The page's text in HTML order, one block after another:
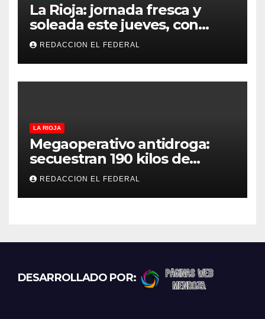
La Rioja: jornada fresca y
soleada este jueves, con
temperaturas estables para
el viernes
REDACCION EL FEDERAL
LA RIOJA
Megaoperativo antidroga:
secuestran 190 kilos de
marihuana que tenían como
destino La Rioja y Catamarca
REDACCION EL FEDERAL
DESARROLLADO POR: